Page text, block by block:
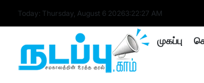
Today: Thursday, August 6 20263:22:28 AM
முகப்பு